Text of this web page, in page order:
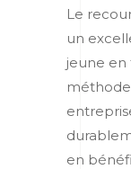
Le
un
jeune en
en